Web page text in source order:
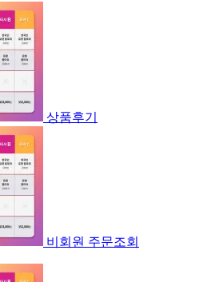
상품후기
비회원 주문조회